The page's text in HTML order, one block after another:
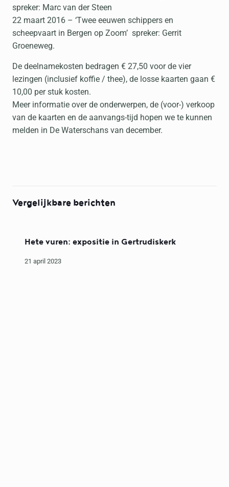
spreker: Marc van der Steen
22 maart 2016 – ‘Twee eeuwen schippers en
scheepvaart in Bergen op Zoom’ spreker: Gerrit
Groeneweg.
De deelnamekosten bedragen € 27,50 voor de vier
lezingen (inclusief koffie / thee), de losse kaarten gaan €
10,00 per stuk kosten.
Meer informatie over de onderwerpen, de (voor-) verkoop
van de kaarten en de aanvangs-tijd hopen we te kunnen
melden in De Waterschans van december.
Vergelijkbare berichten
Hete vuren: expositie in Gertrudiskerk
21 april 2023